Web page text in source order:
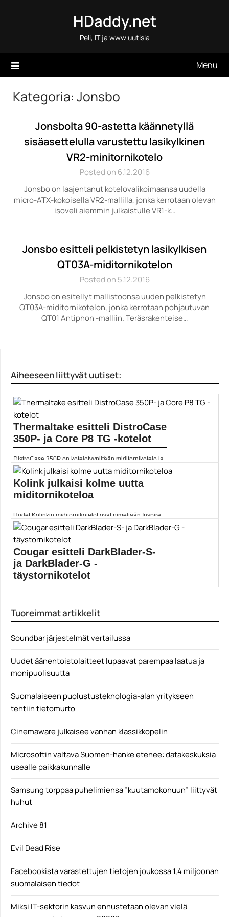
HDaddy.net
Peli, IT ja www uutisia
Menu
Kategoria: Jonsbo
Jonsbolta 90-astetta käännetyllä
sisäasettelulla varustettu lasikylkinen
VR2-minitornikotelo
Posted on 6.12.2016
Jonsbo on laajentanut kotelovalikoimaansa uudella
micro-ATX-kokoisella VR2-mallilla, jonka kerrotaan olevan
isoveli aiemmin julkaistulle VR1-k…
Jonsbo esitteli pelkistetyn lasikylkisen
QT03A-miditornikotelon
Posted on 5.12.2016
Jonsbo on esitellyt mallistoonsa uuden pelkistetyn
QT03A-miditornikotelon, jonka kerrotaan pohjautuvan
QT01 Antiphon -malliin. Teräsrakenteise…
Aiheeseen liittyvät uutiset:
Thermaltake esitteli DistroCase
350P- ja Core P8 TG -kotelot
DistroCase 350P on kotelotyypiltään miditornikotelo ja
sen erikoisuus...
ATX
Kolink julkaisi kolme uutta
miditornikoteloa
Uudet Kolinkin miditornikotelot ovat nimeltään Inspire
K7 ARG,...
ATX
Cougar esitteli DarkBlader-S-
ja DarkBlader-G -
täystornikotelot
ATX
Tuoreimmat artikkelit
Soundbar järjestelmät vertailussa
Uudet äänentoistolaitteet lupaavat parempaa laatua ja
monipuolisuutta
Suomalaiseen puolustusteknologia-alan yritykseen
tehtiin tietomurto
Cinemaware julkaisee vanhan klassikkopelin
Microsoftin valtava Suomen-hanke etenee: datakeskuksia
usealle paikkakunnalle
Samsung torppaa puhelimiensa ”kuutamokohuun” liittyvät
huhut
Archive 81
Evil Dead Rise
Facebookista varastettujen tietojen joukossa 1,4 miljoonan
suomalaisen tiedot
Miksi IT-sektorin kasvun ennustetaan olevan vielä